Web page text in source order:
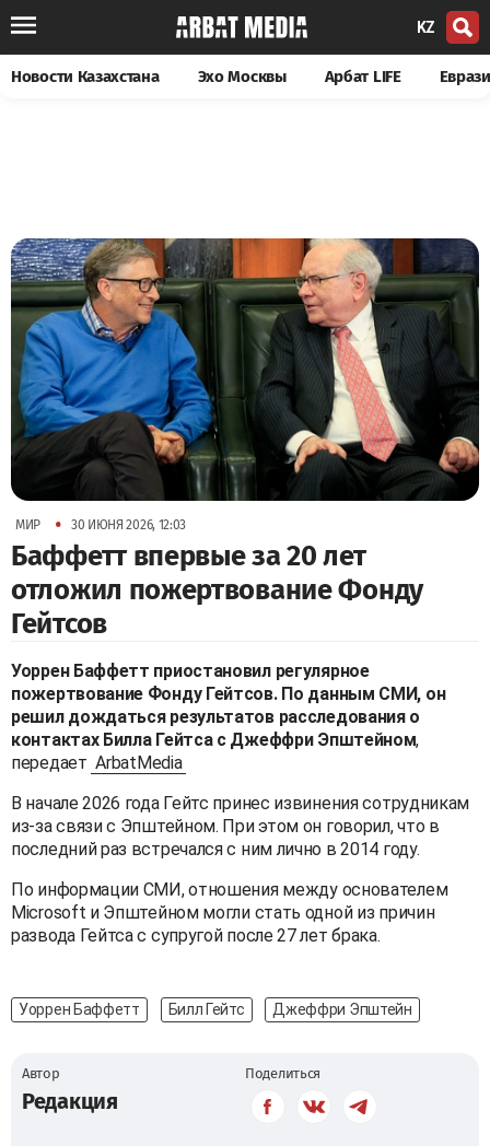
KZ
Новости Казахстана Эхо Москвы Арбат LIFE
МИР • 30 ИЮНЯ 2026, 12:03
Баффетт впервые за 20 лет
отложил пожертвование Фонду
Гейтсов
Уоррен Баффетт приостановил регулярное
пожертвование Фонду Гейтсов. По данным СМИ, он
решил дождаться результатов расследования о
контактах Билла Гейтса с Джеффри Эпштейном,
передает ArbatMedia
В начале 2026 года Гейтс принес извинения сотрудникам
из-за связи с Эпштейном. При этом он говорил, что в
последний раз встречался с ним лично в 2014 году.
По информации СМИ, отношения между основателем
Microsoft и Эпштейном могли стать одной из причин
развода Гейтса с супругой после 27 лет брака.
Уоррен Баффетт Билл Гейтс Джеффри Эпштейн
Автор
Редакция
Поделиться